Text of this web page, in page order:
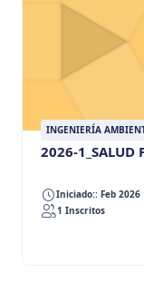
INGENIERÍA
2026-1_SALUD
Iniciado:: Feb 2026
1 Inscritos